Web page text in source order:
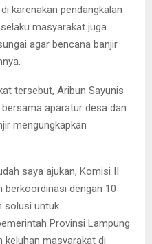
karenakan pendangkalan
masyarakat juga
agar bencana banjir
tersebut, Aribun Sayunis
aparatur desa dan
mengungkapkan
saya ajukan, Komisi II
berkoordinasi dengan 10
solusi untuk
Provinsi Lampung
keluhan masyarakat di